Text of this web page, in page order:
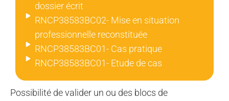
dossier écrit
RNCP38583BC02- Mise en situation
professionnelle reconstituée
RNCP38583BC01- Cas pratique
RNCP38583BC01- Etude de cas
Possibilité de valider un ou des blocs de